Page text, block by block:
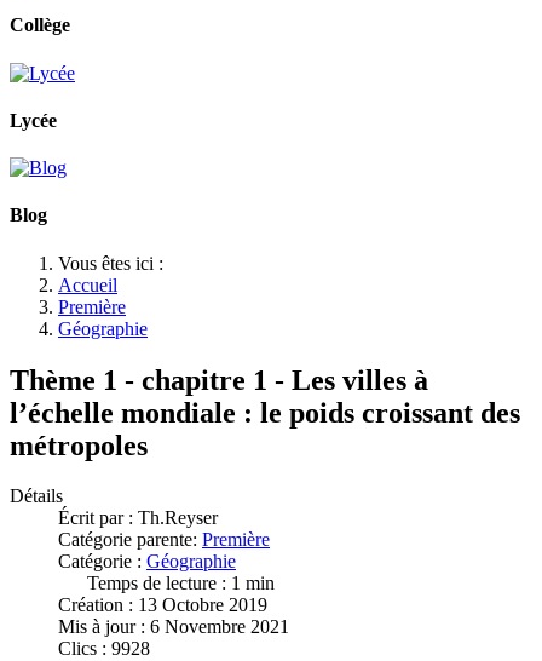
Collège
Lycée
Blog
Vous êtes ici :
Accueil
Première
Géographie
Thème 1 - chapitre 1 - Les villes à
l’échelle mondiale : le poids croissant des
métropoles
Détails
Écrit par : Th.Reyser
Catégorie parente: Première
Catégorie : Géographie
Temps de lecture : 1 min
Création : 13 Octobre 2019
Mis à jour : 6 Novembre 2021
Clics : 9928